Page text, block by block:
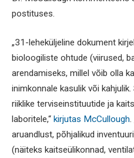
postituses.
„31-leheküljeline dokument
bioloogiliste ohtude (viirused,
arendamiseks, millel võib olla
inimkonnale kasulik või
riiklike terviseinstituutide ja
laboritele,“ kirjutas McCullough.
aruandlust, põhjalikud
(näiteks kaitseülikonnad,